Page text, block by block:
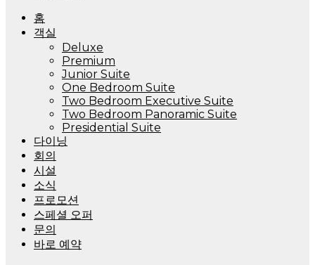
홈
객실
Deluxe
Premium
Junior Suite
One Bedroom Suite
Two Bedroom Executive Suite
Two Bedroom Panoramic Suite
Presidential Suite
다이닝
회의
시설
소식
프로모션
스페셜 오퍼
문의
바로 예약